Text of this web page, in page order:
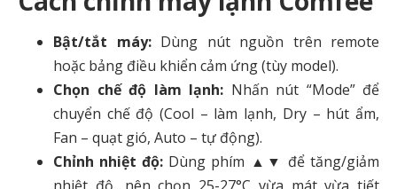
Bật/tắt máy:Dùng nút nguồn trên remote
hoặc bảng điều khiển cảm ứng (tùy model).
Chọn chế độ làm lạnh: Nhấn nút “Mode” để
chuyển chế độ (Cool – làm lạnh, Dry – hút ẩm,
Fan – quạt gió, Auto – tự động).
Chỉnh nhiệt độ: Dùng phím ▲▼ để tăng/giảm